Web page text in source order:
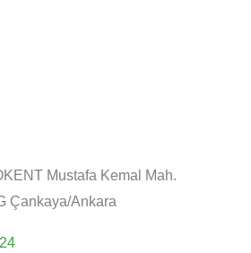
Mustafa Kemal Mah.
Çankaya/Ankara